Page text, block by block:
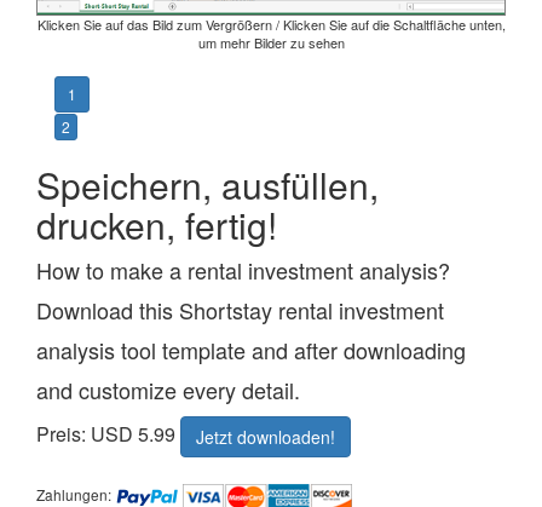
Klicken Sie auf das Bild zum Vergrößern / Klicken Sie auf die Schaltfläche unten,
um mehr Bilder zu sehen
1
2
Speichern, ausfüllen,
drucken, fertig!
How to make a rental investment analysis?
Download this Shortstay rental investment
analysis tool template and after downloading
and customize every detail.
Preis: USD 5.99 Jetzt downloaden!
Zahlungen: